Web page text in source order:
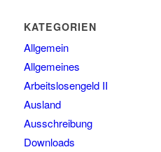
KATEGORIEN
Allgemein
Allgemeines
Arbeitslosengeld II
Ausland
Ausschreibung
Downloads